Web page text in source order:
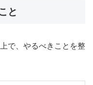
と
で、やるべきことを整